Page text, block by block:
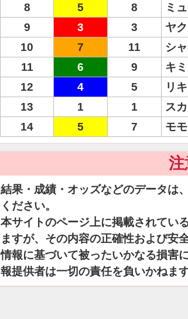
8
5 8 ミ
9
3 3 ヤ
10
7 11 シ
11
6 9 キ
12
4 5 リ
13
1 1 ス
14
5 7 モ
注
結果・成績・オッズなどのデータは
ください。
本サイトのページ上に掲載されてい
ますが、その内容の正確性および安
情報に基づいて被ったいかなる損害
報提供者は一切の責任を負いかねます